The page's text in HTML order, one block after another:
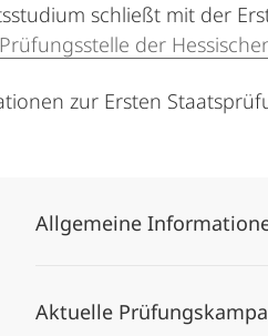
schließt mit der
der
zur Ersten
Allgemeine
Aktuelle